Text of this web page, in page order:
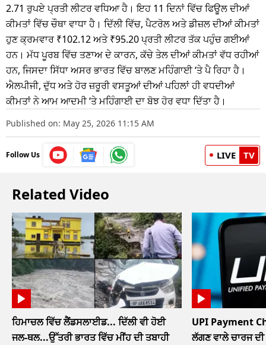
2.71 ਰੁਪਏ ਪ੍ਰਤੀ ਲੀਟਰ ਵਧਿਆ ਹੈ। ਇਹ 11 ਦਿਨਾਂ ਵਿੱਚ ਫਿਊਲ ਦੀਆਂ
ਕੀਮਤਾਂ ਵਿੱਚ ਚੌਥਾ ਵਾਧਾ ਹੈ। ਦਿੱਲੀ ਵਿੱਚ, ਪੈਟਰੋਲ ਅਤੇ ਡੀਜ਼ਲ ਦੀਆਂ ਕੀਮਤਾਂ
ਹੁਣ ਕ੍ਰਮਵਾਰ ₹102.12 ਅਤੇ ₹95.20 ਪ੍ਰਤੀ ਲੀਟਰ ਤੱਕ ਪਹੁੰਚ ਗਈਆਂ
ਹਨ। ਮੱਧ ਪੂਰਬ ਵਿੱਚ ਤਣਾਅ ਦੇ ਕਾਰਨ, ਕੱਚੇ ਤੇਲ ਦੀਆਂ ਕੀਮਤਾਂ ਵੱਧ ਰਹੀਆਂ
ਹਨ, ਜਿਸਦਾ ਸਿੱਧਾ ਅਸਰ ਭਾਰਤ ਵਿੱਚ ਬਾਲਣ ਮਹਿੰਗਾਈ ‘ਤੇ ਪੈ ਰਿਹਾ ਹੈ।
ਐਲਪੀਜੀ, ਦੁੱਧ ਅਤੇ ਹੋਰ ਜ਼ਰੂਰੀ ਵਸਤੂਆਂ ਦੀਆਂ ਪਹਿਲਾਂ ਹੀ ਵਧਦੀਆਂ
ਕੀਮਤਾਂ ਨੇ ਆਮ ਆਦਮੀ ‘ਤੇ ਮਹਿੰਗਾਈ ਦਾ ਬੋਝ ਹੋਰ ਵਧਾ ਦਿੱਤਾ ਹੈ।
Published on: May 25, 2026 11:15 AM
Follow Us LIVE TV
Related Video
ਹਿਮਾਚਲ ਵਿੱਚ ਲੈਂਡਸਲਾਈਡ... ਦਿੱਲੀ ਵੀ ਹੋਈ
ਜਲ-ਥਲ...ਉੱਤਰੀ ਭਾਰਤ ਵਿੱਚ ਮੀਂਹ ਦੀ ਤਬਾਹੀ
UPI Payment
ਲੱਗਣ ਵਾਲੇ ਚਾਰਜ